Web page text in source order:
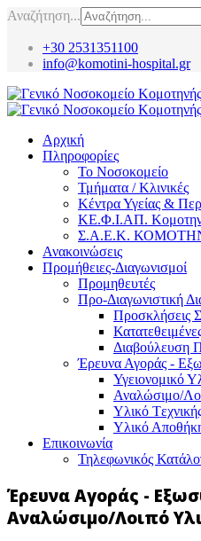
Αναζήτηση...
+30 2531351100
info@komotini-hospital.gr
Αρχική
Πληροφορίες
Το Νοσοκομείο
Τμήματα / Κλινικές
Κέντρα Υγείας &
ΚΕ.Φ.Ι.ΑΠ.
Σ.Α.Ε.Κ.
Ανακοινώσεις
Προμήθειες-Διαγωνισμοί
Προμηθευτές
Προ-Διαγωνιστική
Προσκλήσεις
Διαβούλευση
Έρευνα Αγοράς -
Υγειονομικό
Αναλώσιμο/
Υλικό
Υλικό
Επικοινωνία
Τηλεφωνικός
Έρευνα Αγοράς -
Αναλώσιμο/Λοιπό